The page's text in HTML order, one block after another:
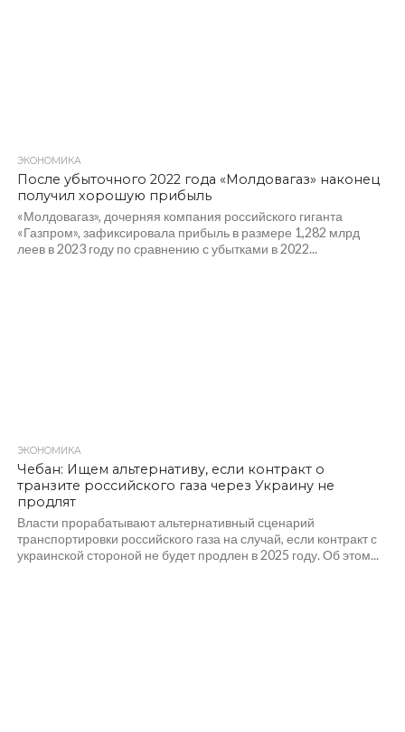
ЭКОНОМИКА
После убыточного 2022 года «Молдовагаз» наконец
получил хорошую прибыль
«Молдовагаз», дочерняя компания российского гиганта
«Газпром», зафиксировала прибыль в размере 1,282 млрд
леев в 2023 году по сравнению с убытками в 2022...
ЭКОНОМИКА
Чебан: Ищем альтернативу, если контракт о
транзите российского газа через Украину не
продлят
Власти прорабатывают альтернативный сценарий
транспортировки российского газа на случай, если контракт с
украинской стороной не будет продлен в 2025 году. Об этом...